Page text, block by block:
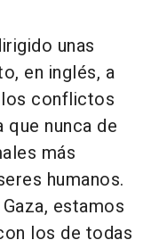
unas
en inglés, a
conflictos
nunca de
más
humanos.
estamos
los de todas